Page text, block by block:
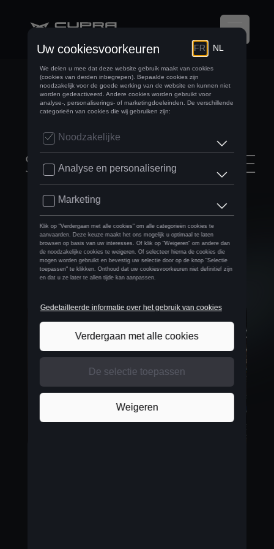
CUPRA EN
MIKAKUS
LANCEREN EEN
EXCLUSIEVE
SNEAKERCOLLECTIE
GEÏNSPIREERD OP
DE CUPRA
FORMENTOR